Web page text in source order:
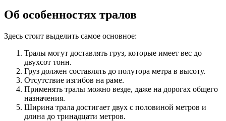
Об особенностях тралов
Здесь стоит выделить самое основное:
Тралы могут доставлять груз, которые имеет вес до
двухсот тонн.
Груз должен составлять до полутора метра в высоту.
Отсутствие изгибов на раме.
Применять тралы можно везде, даже на дорогах общего
назначения.
Ширина трала достигает двух с половиной метров и
длина до тринадцати метров.